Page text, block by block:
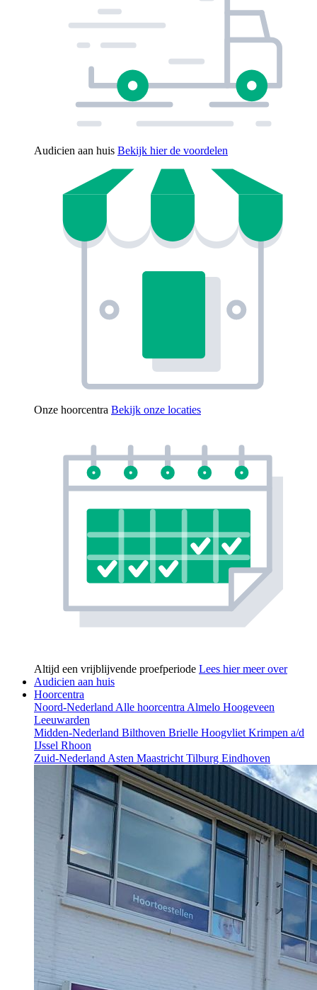
Audicien aan huis Bekijk hier de voordelen
Onze hoorcentra Bekijk onze locaties
Altijd een vrijblijvende proefperiode Lees hier meer over
Audicien aan huis
Hoorcentra
Noord-NederlandAlle hoorcentraAlmelo Hoogeveen
Leeuwarden
Midden-Nederland Bilthoven Brielle HoogvlietKrimpen a/d
IJssel Rhoon
Zuid-NederlandAsten MaastrichtTilburg Eindhoven